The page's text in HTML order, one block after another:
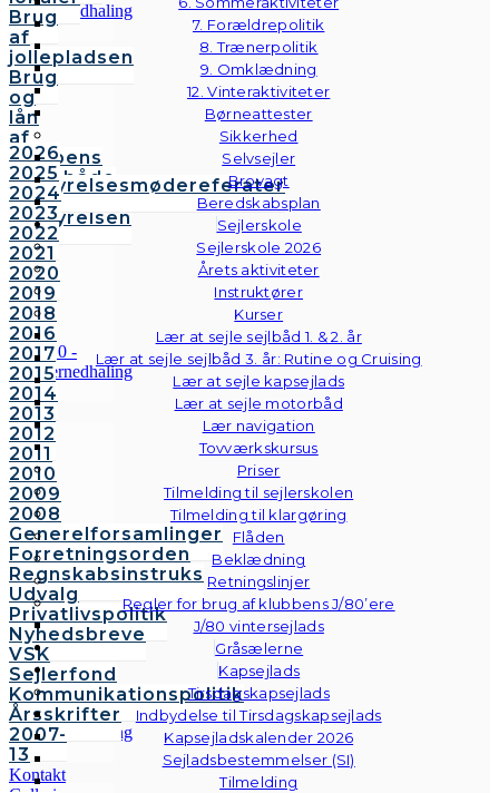
7. Forældrepolitik
8. Trænerpolitik
9. Omklædning
12. Vinteraktiviteter
Børneattester
Sikkerhed
Selvsejler
Brovagt
Beredskabsplan
Sejlerskole
Sejlerskole 2026
Årets aktiviteter
Instruktører
Kurser
Lær at sejle sejlbåd 1. & 2. år
Lær at sejle sejlbåd 3. år: Rutine og Cruising
Lær at sejle kapsejlads
Lær at sejle motorbåd
Lær navigation
Tovværkskursus
Priser
Tilmelding til sejlerskolen
Tilmelding til klargøring
Flåden
Beklædning
Retningslinjer
Regler for brug af klubbens J/80’ere
J/80 vintersejlads
Gråsælerne
Kapsejlads
Tirsdagskapsejlads
Indbydelse til Tirsdagskapsejlads
Kapsejladskalender 2026
Sejladsbestemmelser (SI)
Tilmelding
Brug
af
jollepladsen
Brug
og
lån
af
klubbens
følgebåde
Vedtægter
Bestyrelsen
Bestyrelsesmødereferater
2026
2025
2024
2023
2022
2021
2020
2019
2018
2016
2017
2015
2014
2013
2012
2011
2010
2009
2008
Generelforsamlinger
Forretningsorden
Regnskabsinstruks
Udvalg
Privatlivspolitik
Nyhedsbreve
VSK
Sejlerfond
Kommunikationspolitik
Årsskrifter
2007-
13
Kontakt